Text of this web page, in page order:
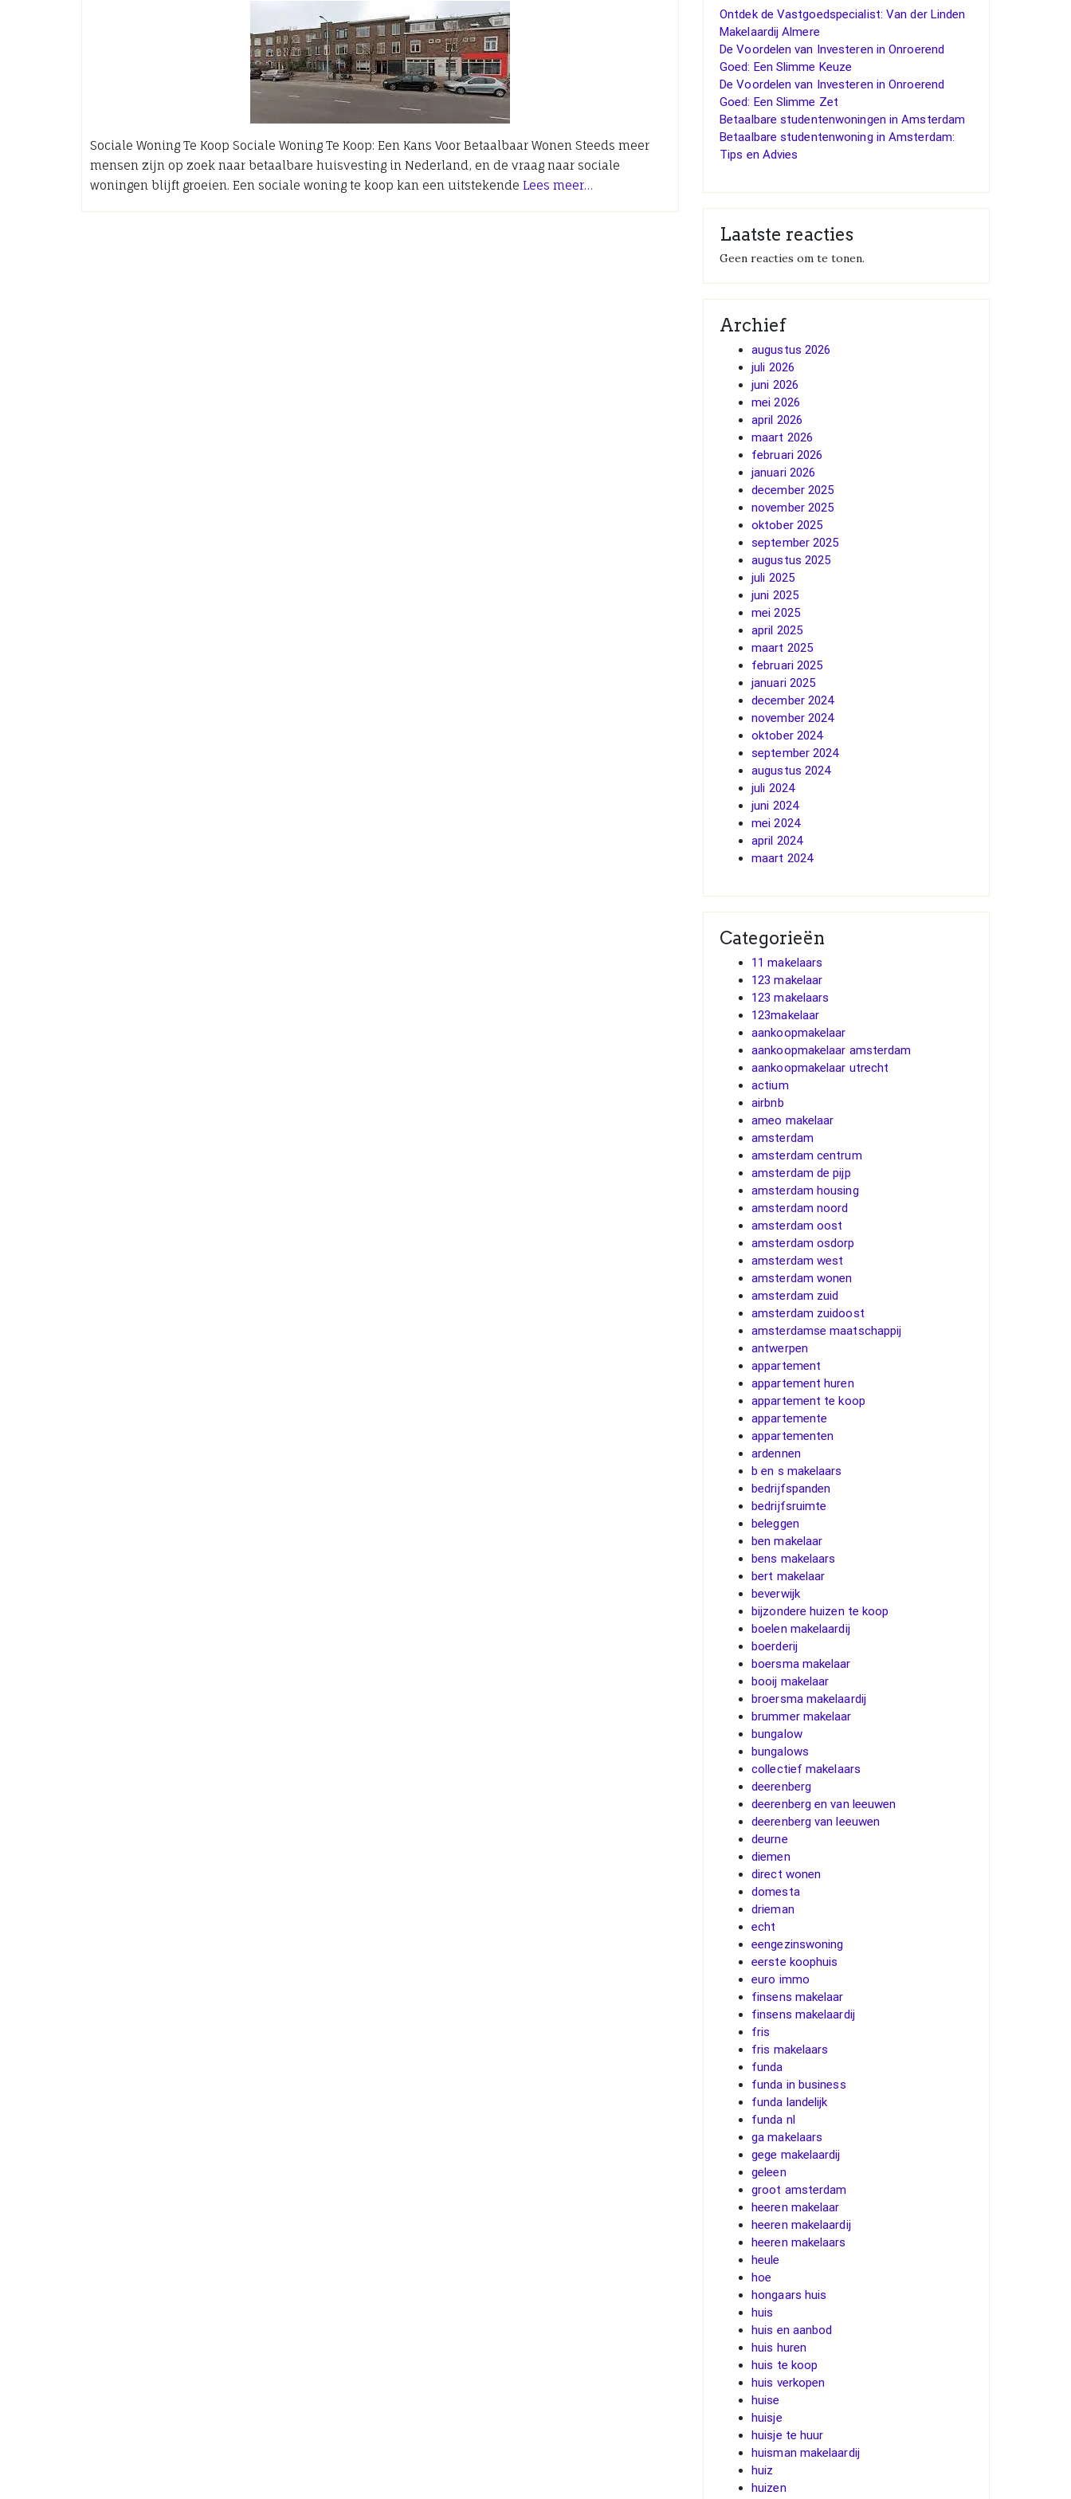
Sociale Woning Te Koop Sociale Woning Te Koop: Een Kans Voor Betaalbaar Wonen Steeds meer
mensen zijn op zoek naar betaalbare huisvesting in Nederland, en de vraag naar sociale
woningen blijft groeien. Een sociale woning te koop kan een uitstekende Lees meer…
Ontdek de Vastgoedspecialist: Van der Linden
Makelaardij Almere
De Voordelen van Investeren in Onroerend
Goed: Een Slimme Keuze
De Voordelen van Investeren in Onroerend
Goed: Een Slimme Zet
Betaalbare studentenwoningen in Amsterdam
Betaalbare studentenwoning in Amsterdam:
Tips en Advies
Laatste reacties
Geen reacties om te tonen.
Archief
augustus 2026
juli 2026
juni 2026
mei 2026
april 2026
maart 2026
februari 2026
januari 2026
december 2025
november 2025
oktober 2025
september 2025
augustus 2025
juli 2025
juni 2025
mei 2025
april 2025
maart 2025
februari 2025
januari 2025
december 2024
november 2024
oktober 2024
september 2024
augustus 2024
juli 2024
juni 2024
mei 2024
april 2024
maart 2024
Categorieën
11 makelaars
123 makelaar
123 makelaars
123makelaar
aankoopmakelaar
aankoopmakelaar amsterdam
aankoopmakelaar utrecht
actium
airbnb
ameo makelaar
amsterdam
amsterdam centrum
amsterdam de pijp
amsterdam housing
amsterdam noord
amsterdam oost
amsterdam osdorp
amsterdam west
amsterdam wonen
amsterdam zuid
amsterdam zuidoost
amsterdamse maatschappij
antwerpen
appartement
appartement huren
appartement te koop
appartemente
appartementen
ardennen
b en s makelaars
bedrijfspanden
bedrijfsruimte
beleggen
ben makelaar
bens makelaars
bert makelaar
beverwijk
bijzondere huizen te koop
boelen makelaardij
boerderij
boersma makelaar
booij makelaar
broersma makelaardij
brummer makelaar
bungalow
bungalows
collectief makelaars
deerenberg
deerenberg en van leeuwen
deerenberg van leeuwen
deurne
diemen
direct wonen
domesta
drieman
echt
eengezinswoning
eerste koophuis
euro immo
finsens makelaar
finsens makelaardij
fris
fris makelaars
funda
funda in business
funda landelijk
funda nl
ga makelaars
gege makelaardij
geleen
groot amsterdam
heeren makelaar
heeren makelaardij
heeren makelaars
heule
hoe
hongaars huis
huis
huis en aanbod
huis huren
huis te koop
huis verkopen
huise
huisje
huisje te huur
huisman makelaardij
huiz
huizen